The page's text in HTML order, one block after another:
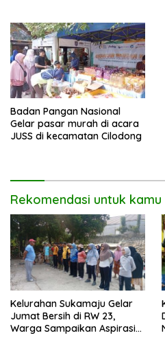
Badan Pangan Nasional
Gelar pasar murah di acara
JUSS di kecamatan Cilodong
Rekomendasi untuk kamu
Kelurahan Sukamaju Gelar
Jumat Bersih di RW 23,
Warga Sampaikan Aspirasi